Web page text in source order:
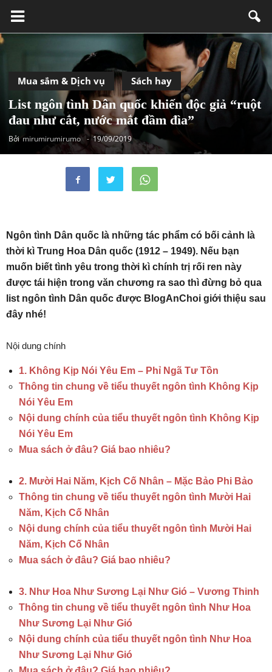
Mua sắm & Dịch vụ Sách hay
List ngôn tình Dân quốc khiến độc giả “ruột
đau như cắt, nước mắt đầm đìa”
Bởi mirumirumirumo - 19/09/2019
Ngôn tình Dân quốc là những tác phẩm có bối cảnh là
thời kì Trung Hoa Dân quốc (1912 – 1949). Nếu bạn
muốn biết tình yêu trong thời kì chính trị rối ren này
được tái hiện trong văn chương ra sao thì đừng bỏ qua
list ngôn tình Dân quốc được BlogAnChoi giới thiệu sau
đây nhé!
Nội dung chính
1. Không Kịp Nói Yêu Em – Phỉ Ngã Tư Tồn
Thông tin chung về tiểu thuyết ngôn tình Không Kịp
Nói Yêu Em
Nội dung chính của tiểu thuyết ngôn tình Không Kịp
Nói Yêu Em
Mua sách ở đâu? Giá bao nhiêu?
2. Mười Hai Năm, Kịch Cố Nhân – Mặc Bảo Phi Bảo
Thông tin chung về tiểu thuyết ngôn tình Mười Hai
Năm, Kịch Cố Nhân
Nội dung chính của tiểu thuyết ngôn tình Mười Hai
Năm, Kịch Cố Nhân
Mua sách ở đâu? Giá bao nhiêu?
3. Như Hoa Như Sương Lại Như Gió – Vương Thinh
Thông tin chung về tiểu thuyết ngôn tình Như Hoa
Như Sương Lại Như Gió
Nội dung chính của tiểu thuyết ngôn tình Như Hoa
Như Sương Lại Như Gió